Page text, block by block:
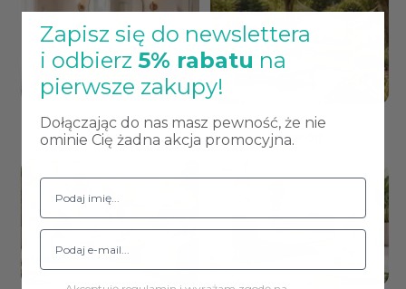
ŁAZIENKA OGRÓD
Zapisz się do newslettera
i odbierz 5% rabatu na
pierwsze zakupy!
Dołączając do nas masz pewność, że nie
ominie Cię żadna akcja promocyjna.